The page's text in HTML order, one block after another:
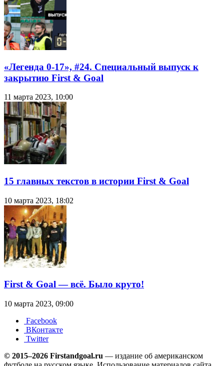
«Легенда 0-17», #24. Специальный выпуск к
закрытию First & Goal
11 марта 2023, 10:00
15 главных текстов в истории First & Goal
10 марта 2023, 18:02
First & Goal — всё. Было круто!
10 марта 2023, 09:00
Facebook
ВКонтакте
Twitter
© 2015–2026 Firstandgoal.ru — издание об американском